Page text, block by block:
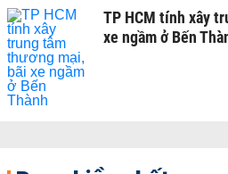
TP HCM tính xây
xe ngầm ở Bến